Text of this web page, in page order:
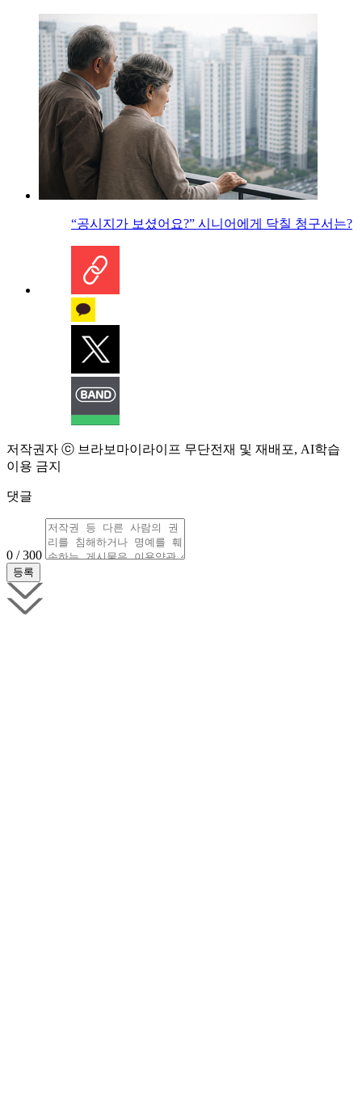
“공시지가 보셨어요?” 시니어에게 닥칠 청구서는?
저작권자 ⓒ 브라보마이라이프 무단전재 및 재배포, AI학습
이용 금지
댓글
0 / 300